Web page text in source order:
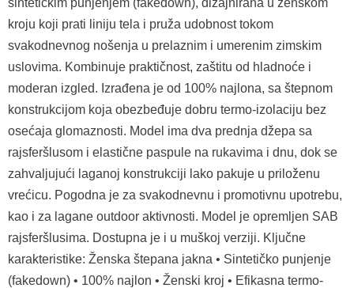
sintetičkim punjenjem (fakedown), dizajnirana u ženskom
kroju koji prati liniju tela i pruža udobnost tokom
svakodnevnog nošenja u prelaznim i umerenim zimskim
uslovima. Kombinuje praktičnost, zaštitu od hladnoće i
moderan izgled. Izrađena je od 100% najlona, sa štepnom
konstrukcijom koja obezbeđuje dobru termo-izolaciju bez
osećaja glomaznosti. Model ima dva prednja džepa sa
rajsferšlusom i elastične paspule na rukavima i dnu, dok se
zahvaljujući laganoj konstrukciji lako pakuje u priloženu
vrećicu. Pogodna je za svakodnevnu i promotivnu upotrebu,
kao i za lagane outdoor aktivnosti. Model je opremljen SAB
rajsferšlusima. Dostupna je i u muškoj verziji. Ključne
karakteristike: Ženska štepana jakna • Sintetičko punjenje
(fakedown) • 100% najlon • Ženski kroj • Efikasna termo-